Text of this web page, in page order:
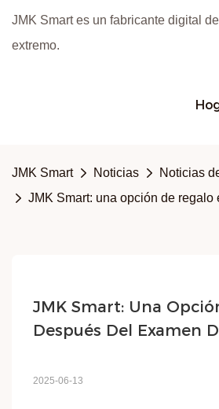
JMK Smart es un fabricante digital
extremo.
JMK Smart Noticias
Noticias
JMK Smart: una opción de
JMK Smart: Una
Después Del Examen
2025-06-13